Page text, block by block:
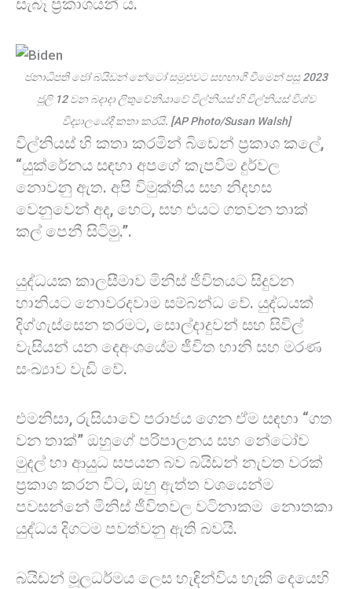
සැබෑ ප්‍රකාශයන් ය.
ජනාධිපති ජෝ බයිඩන් නේටෝ සමුළුවට සහභාගී වීමෙන් පසු 2023
ජූලි 12 වන බදාදා ලිතුවේනියාවේ විල්නියස් හි විල්නියස් විශ්ව
විද්‍යාලයේදී කතා කරයි. [AP Photo/Susan Walsh]
විල්නියස් හි කතා කරමින් බිඩෙන් ප්‍රකාශ කලේ,
“යුක්රේනය සඳහා අපගේ කැපවීම දුර්වල
නොවනු ඇත. අපි විමුක්තිය සහ නිදහස
වෙනුවෙන් අද, හෙට, සහ එයට ගතවන තාක්
කල් පෙනී සිටිමු.”.
යුද්ධයක කාලසීමාව මිනිස් ජීවිතයට සිදුවන
හානියට නොවරදවාම සම්බන්ධ වේ. යුද්ධයක්
දිග්ගැස්සෙන තරමට, සොල්දාදුවන් සහ සිවිල්
වැසියන් යන දෙඅංශයේම ජීවිත හානි සහ මරණ
සංඛ්‍යාව වැඩි වේ.
එමනිසා, රුසියාවේ පරාජය ගෙන ඒම සඳහා “ගත
වන තාක්” ඔහුගේ පරිපාලනය සහ නේටෝව
මුදල් හා ආයුධ සපයන බව බයිඩන් නැවත වරක්
ප්‍රකාශ කරන විට, ඔහු ඇත්ත වශයෙන්ම
පවසන්නේ මිනිස් ජීවිතවල වටිනාකම නොතකා
යුද්ධය දිගටම පවත්වනු ඇති බවයි.
බයිඩන් මූලධර්මය ලෙස හැඳින්විය හැකි දෙයෙහි